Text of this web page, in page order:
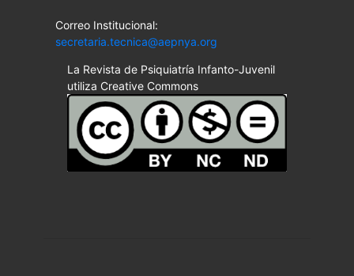
Correo Institucional:
secretaria.tecnica@aepnya.org
La Revista de Psiquiatría Infanto-Juvenil
utiliza Creative Commons